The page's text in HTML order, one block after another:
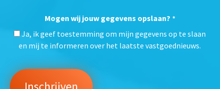
Mogen wij jouw gegevens opslaan? *
Ja, ik geef toestemming om mijn gegevens op te slaan
en mij te informeren over het laatste vastgoednieuws.